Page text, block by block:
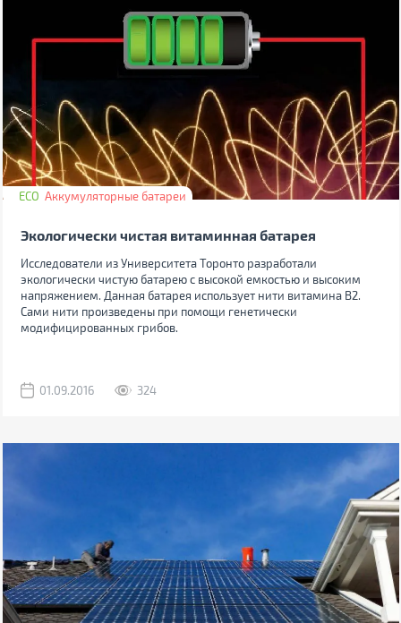
ECO Аккумуляторные батареи
Экологически чистая витаминная батарея
Исследователи из Университета Торонто разработали
экологически чистую батарею с высокой емкостью и высоким
напряжением. Данная батарея использует нити витамина В2.
Сами нити произведены при помощи генетически
модифицированных грибов.
01.09.2016 324